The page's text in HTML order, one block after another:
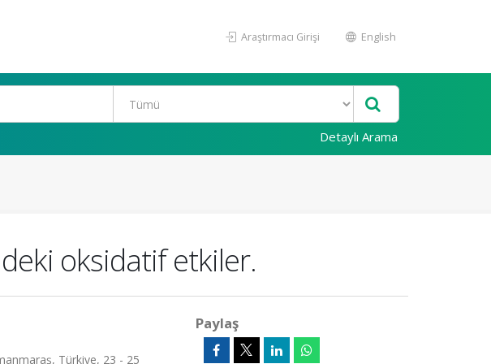
Araştırmacı Girişi English
Detaylı Arama
oksidatif etkiler.
Türkiye, 23 - 25
Paylaş